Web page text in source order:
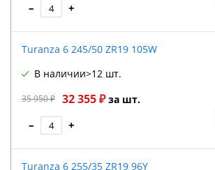
– +
Turanza 6 245/50 ZR19 105W
35 950 ₽ 32 355 ₽за шт.
В наличии>12 шт.
– +
Turanza 6 255/35 ZR19 96Y